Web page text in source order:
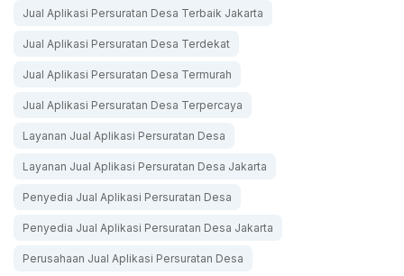
Jual Aplikasi Persuratan Desa Terbaik Jakarta
Jual Aplikasi Persuratan Desa Terdekat
Jual Aplikasi Persuratan Desa Termurah
Jual Aplikasi Persuratan Desa Terpercaya
Layanan Jual Aplikasi Persuratan Desa
Layanan Jual Aplikasi Persuratan Desa Jakarta
Penyedia Jual Aplikasi Persuratan Desa
Penyedia Jual Aplikasi Persuratan Desa Jakarta
Perusahaan Jual Aplikasi Persuratan Desa